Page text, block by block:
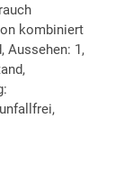
kombiniert
Aussehen: 1,